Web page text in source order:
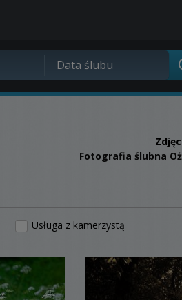
Fotografia ślubna
Usługa z kamerzystą